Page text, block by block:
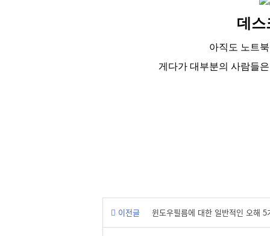
데스
아직도 노트
게다가 대부분의 사람들
이전글 윈도우필름에 대한 일반적인 오해 5